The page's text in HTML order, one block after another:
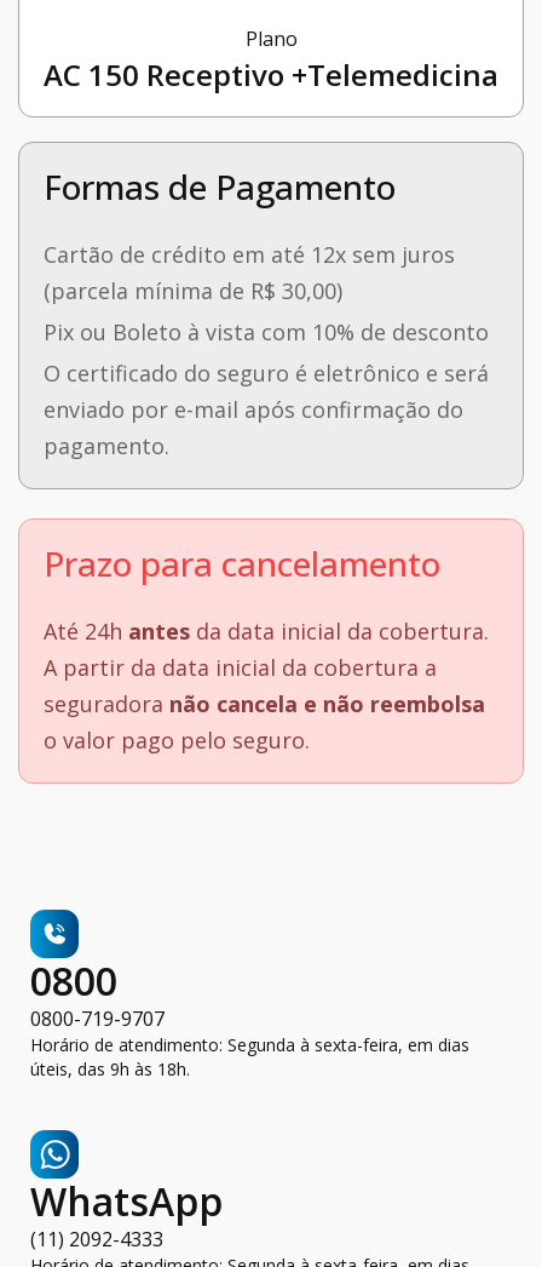
Plano
AC 150 Receptivo +Telemedicina
Formas de Pagamento
Cartão de crédito em até 12x sem juros
(parcela mínima de R$ 30,00)
Pix ou Boleto à vista com 10% de desconto
O certificado do seguro é eletrônico e será
enviado por e-mail após confirmação do
pagamento.
Prazo para cancelamento
Até 24h antes da data inicial da cobertura.
A partir da data inicial da cobertura a
seguradora não cancela e não reembolsa
o valor pago pelo seguro.
0800
0800-719-9707
Horário de atendimento: Segunda à sexta-feira, em dias
úteis, das 9h às 18h.
WhatsApp
(11) 2092-4333